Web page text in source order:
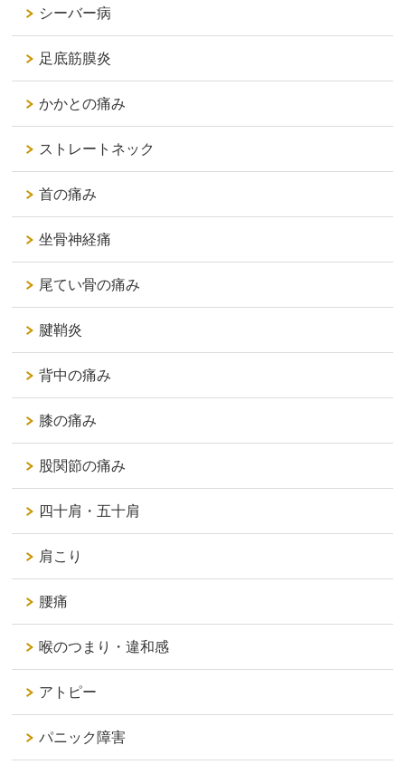
シーバー病
足底筋膜炎
かかとの痛み
ストレートネック
首の痛み
坐骨神経痛
尾てい骨の痛み
腱鞘炎
背中の痛み
膝の痛み
股関節の痛み
四十肩・五十肩
肩こり
腰痛
喉のつまり・違和感
アトピー
パニック障害